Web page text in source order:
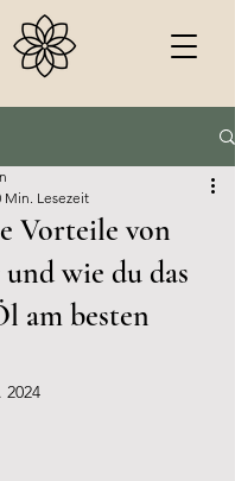
Vorteile von
wie du das
am besten
Min. Lesezeit
2024